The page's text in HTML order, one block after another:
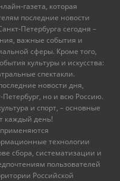
газета, которая
последние новости
Петербурга сегодня –
важные события и
сферы. Кроме того,
культуры и искусства:
спектакли.
новости дня,
Петербург, но и всю Россию.
и спорт, – основные
каждый день!
технологии
сбора, систематизации и
пользователей
Российской